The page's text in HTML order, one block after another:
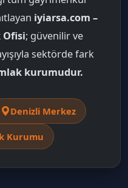
iyiarsa.com –
Ofisi; güvenilir ve
sektörde fark
kurumudur.
Denizli Merkez
Kurumu